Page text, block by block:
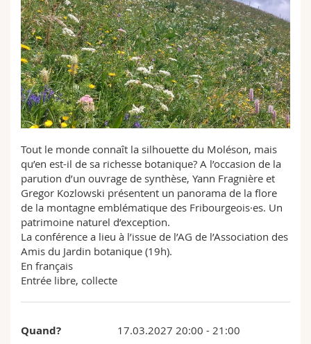
Sciences et médecine
Interfacultaire
Collaborateurs
Doctorants
Webmail
Programme des cours
MyUnifr
Tout le monde connaît la silhouette du Moléson, mais
qu’en est-il de sa richesse botanique? A l’occasion de la
parution d’un ouvrage de synthèse, Yann Fragnière et
Gregor Kozlowski présentent un panorama de la flore
de la montagne emblématique des Fribourgeois·es. Un
patrimoine naturel d’exception.
La conférence a lieu à l’issue de l’AG de l’Association des
Amis du Jardin botanique (19h).
En français
Entrée libre, collecte
Quand? 17.03.2027 20:00 - 21:00